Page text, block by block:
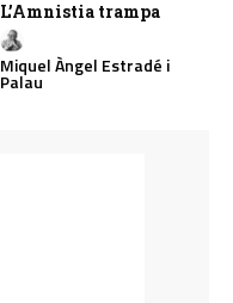
L’Amnistia trampa
Miquel Àngel Estradé i
Palau